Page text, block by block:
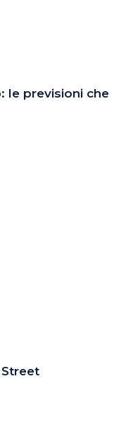
le previsioni che